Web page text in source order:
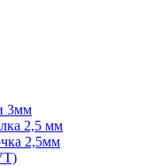
3мм
2,5 мм
2,5мм